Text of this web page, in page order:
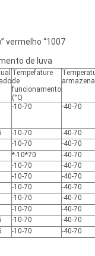
vermelho “1007
de luva
Tempefature
de
funcionamento
(°Q
-10-70 -40-70
-10-70
-40-70
-10-70
-40-70
*-10*70
-40-70
-10-70
-40-70
-10-70
-40-70
-10-70
-40-70
-10-70
-40-70
-10-70
-40-70
-10-70
-40-70
-10-70 -40-70